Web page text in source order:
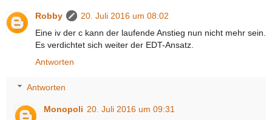
Robby
20. Juli 2016 um 08:02
Eine iv der c kann der laufende Anstieg nun nicht mehr sein.
Es verdichtet sich weiter der EDT-Ansatz.
Antworten
Antworten
Monopoli 20. Juli 2016 um 09:31